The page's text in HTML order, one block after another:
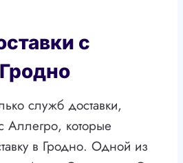
с
служб доставки,
Аллегро, которые
в Гродно. Одной из